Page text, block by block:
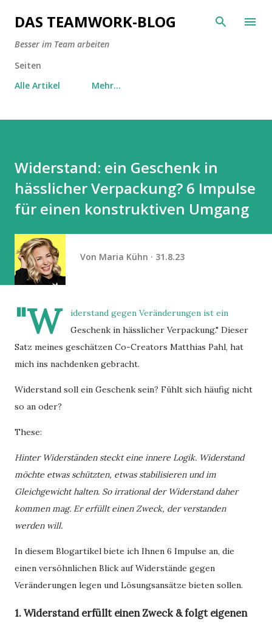
Direkt zum Hauptbereich
DAS TEAMWORK-BLOG
Besser im Team arbeiten
Seiten
Alle Artikel
Mehr…
Widerstand: ein Geschenk in
hässlicher Verpackung? 6 Impulse
für einen konstruktiven Umgang
Von Maria Kühn 31.8.23
"W
iderstand gegen Veränderungen ist ein
Geschenk in hässlicher Verpackung." Dieser
Satz meines geschätzen Co-Creators Matthias Pahl, hat
mich ins nachdenken gebracht.
Widerstand soll ein Geschenk sein? Fühlt sich häufig nicht
so an oder?
These:
Hinter Widerständen steckt eine innere Logik. Widerstand
möchte etwas schützten, etwas stabilisieren und im
Gleichgewicht halten. So irrational der Widerstand daher
kommen mag. Er erfüllt einen Zweck, der verstanden
werden will.
In diesem Blogartikel biete ich Ihnen 6 Impulse an, die
einen versöhnlichen Blick auf Widerstände gegen
Veränderungen legen und Lösungsansätze bieten sollen.
1. Widerstand erfüllt einen Zweck & folgt eigenen